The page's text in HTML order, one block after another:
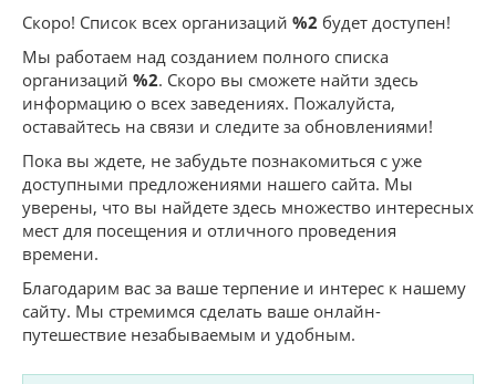
КОМАРКИ (РАЙОНЫ)
РЕЦЕПТЫ
ПРЕДЛОЖЕНИЯ
СТАТЬИ
УСЛУГИ
Скоро! Список всех организаций %2 будет доступен!
Мы работаем над созданием полного списка
организаций %2. Скоро вы сможете найти здесь
информацию о всех заведениях. Пожалуйста,
оставайтесь на связи и следите за обновлениями!
Пока вы ждете, не забудьте познакомиться с уже
доступными предложениями нашего сайта. Мы
уверены, что вы найдете здесь множество интересных
мест для посещения и отличного проведения
времени.
Благодарим вас за ваше терпение и интерес к нашему
сайту. Мы стремимся сделать ваше онлайн-
путешествие незабываемым и удобным.